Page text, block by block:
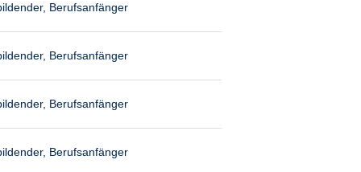
Berufsanfänger
Berufsanfänger
Berufsanfänger
Berufsanfänger